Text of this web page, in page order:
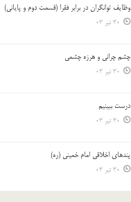
وظایف توانگران در برابر فقرا (قسمت دوم و پایانی)
30 تیر 03
چشم ‏چرانى و هرزه‏ چشمى
30 تیر 03
درست ببينيم
30 تیر 03
پندهاي اخلاقي امام خميني (ره)
30 تیر 03